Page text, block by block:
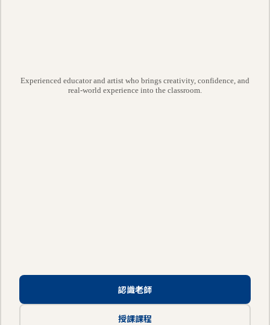
Experienced educator and artist who brings creativity, confidence, and
real-world experience into the classroom.
認識老師
授課課程